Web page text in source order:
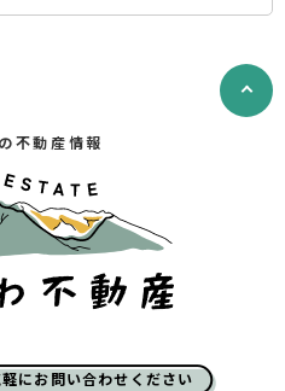
不動産情報
にお問い合わせください